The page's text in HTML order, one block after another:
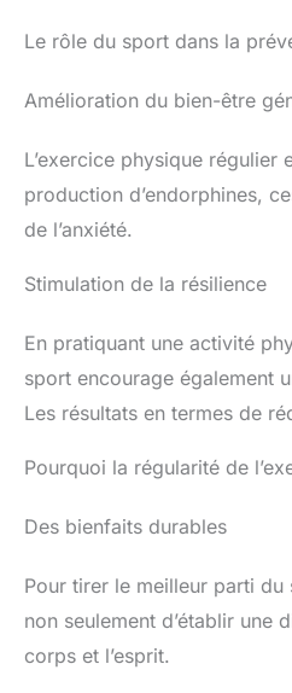
Le rôle du sport dans la
Amélioration du bien-être
L’exercice physique régulier
production d’endorphines,
de l’anxiété.
Stimulation de la résilience
En pratiquant une activité
sport encourage également
Les résultats en termes de
Pourquoi la régularité de
Des bienfaits durables
Pour tirer le meilleur parti du
non seulement d’établir
corps et l’esprit.